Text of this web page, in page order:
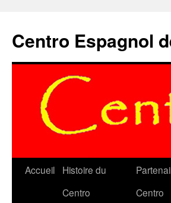
contenu
Centro Espagnol
Accueil
Histoire du
Centro
Centro